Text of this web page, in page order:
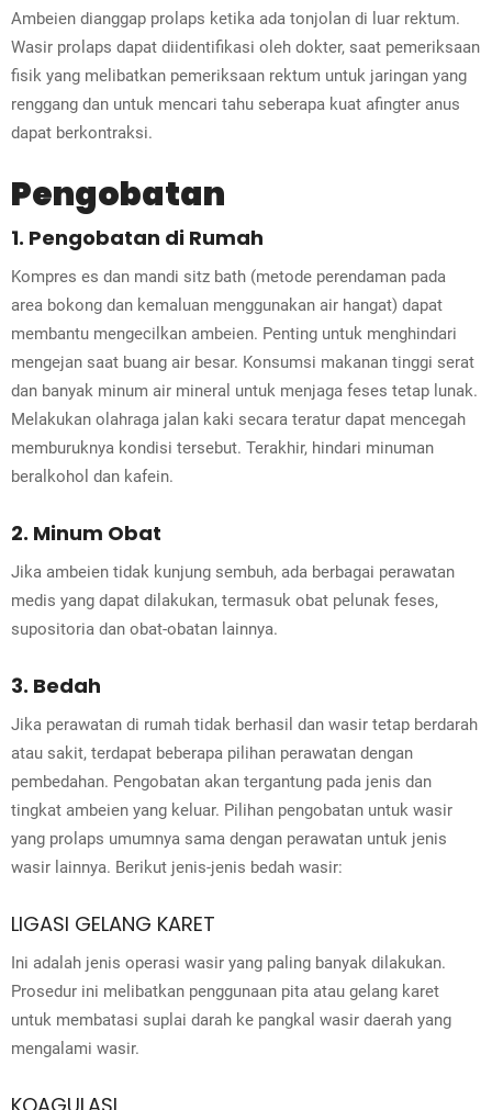
Ambeien dianggap prolaps ketika ada tonjolan di luar rektum.
Wasir prolaps dapat diidentifikasi oleh dokter, saat pemeriksaan
fisik yang melibatkan pemeriksaan rektum untuk jaringan yang
renggang dan untuk mencari tahu seberapa kuat afingter anus
dapat berkontraksi.
Pengobatan
1. Pengobatan di Rumah
Kompres es dan mandi sitz bath (metode perendaman pada
area bokong dan kemaluan menggunakan air hangat) dapat
membantu mengecilkan ambeien. Penting untuk menghindari
mengejan saat buang air besar. Konsumsi makanan tinggi serat
dan banyak minum air mineral untuk menjaga feses tetap lunak.
Melakukan olahraga jalan kaki secara teratur dapat mencegah
memburuknya kondisi tersebut. Terakhir, hindari minuman
beralkohol dan kafein.
2. Minum Obat
Jika ambeien tidak kunjung sembuh, ada berbagai perawatan
medis yang dapat dilakukan, termasuk obat pelunak feses,
supositoria dan obat-obatan lainnya.
3. Bedah
Jika perawatan di rumah tidak berhasil dan wasir tetap berdarah
atau sakit, terdapat beberapa pilihan perawatan dengan
pembedahan. Pengobatan akan tergantung pada jenis dan
tingkat ambeien yang keluar. Pilihan pengobatan untuk wasir
yang prolaps umumnya sama dengan perawatan untuk jenis
wasir lainnya. Berikut jenis-jenis bedah wasir:
LIGASI GELANG KARET
Ini adalah jenis operasi wasir yang paling banyak dilakukan.
Prosedur ini melibatkan penggunaan pita atau gelang karet
untuk membatasi suplai darah ke pangkal wasir daerah yang
mengalami wasir.